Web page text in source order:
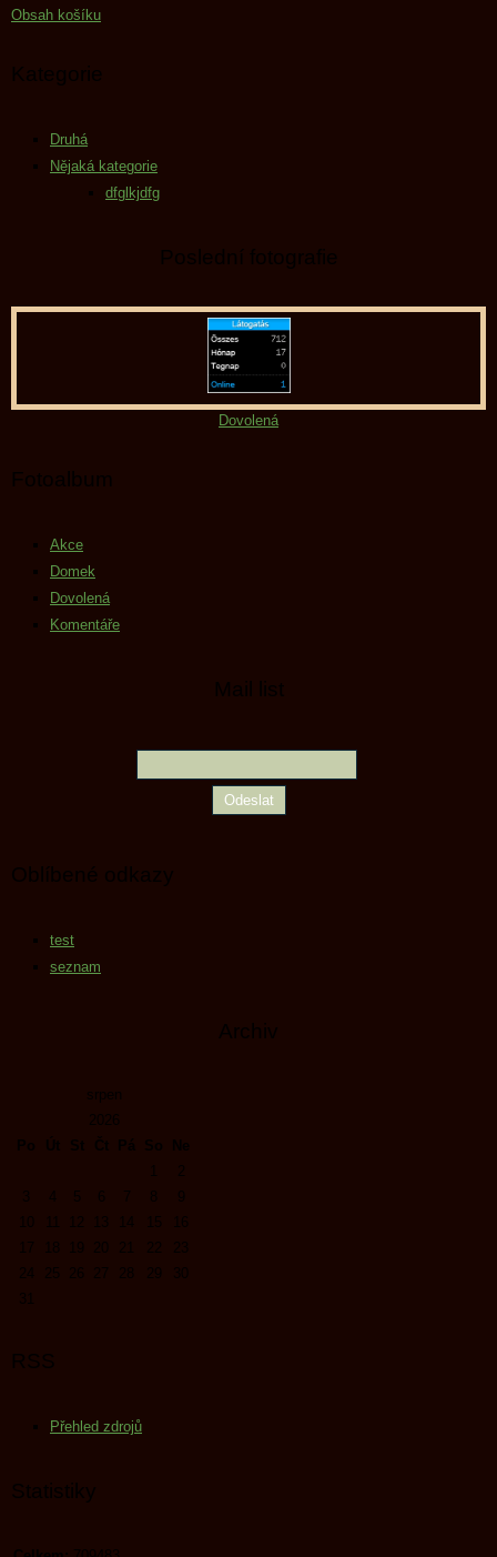
Obsah košíku
Kategorie
Druhá
Nějaká kategorie
dfglkjdfg
Poslední fotografie
Dovolená
Fotoalbum
Akce
Domek
Dovolená
Komentáře
Mail list
Oblíbené odkazy
test
seznam
Archiv
srpen
2026
Po
Út St Čt Pá So
Ne
2
3
5 7 8
12 13 15
17
18 20 21 22
23
24
25 26 27 28 29
30
31
RSS
Přehled zdrojů
Statistiky